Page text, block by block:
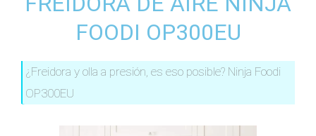
FOODI OP300EU
¿Freidora y olla a presión, es eso posible? Ninja Foodi
OP300EU